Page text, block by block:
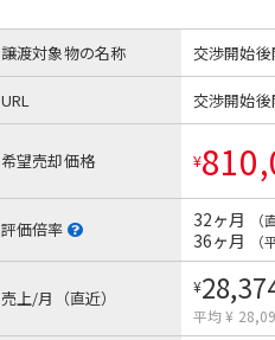
譲渡対象物の名称 交渉開始
URL 交渉開始
希望売却価格 ¥
評価倍率 32ヶ月 （
36ヶ月 （
売上/月（直近）
¥
平均 ¥